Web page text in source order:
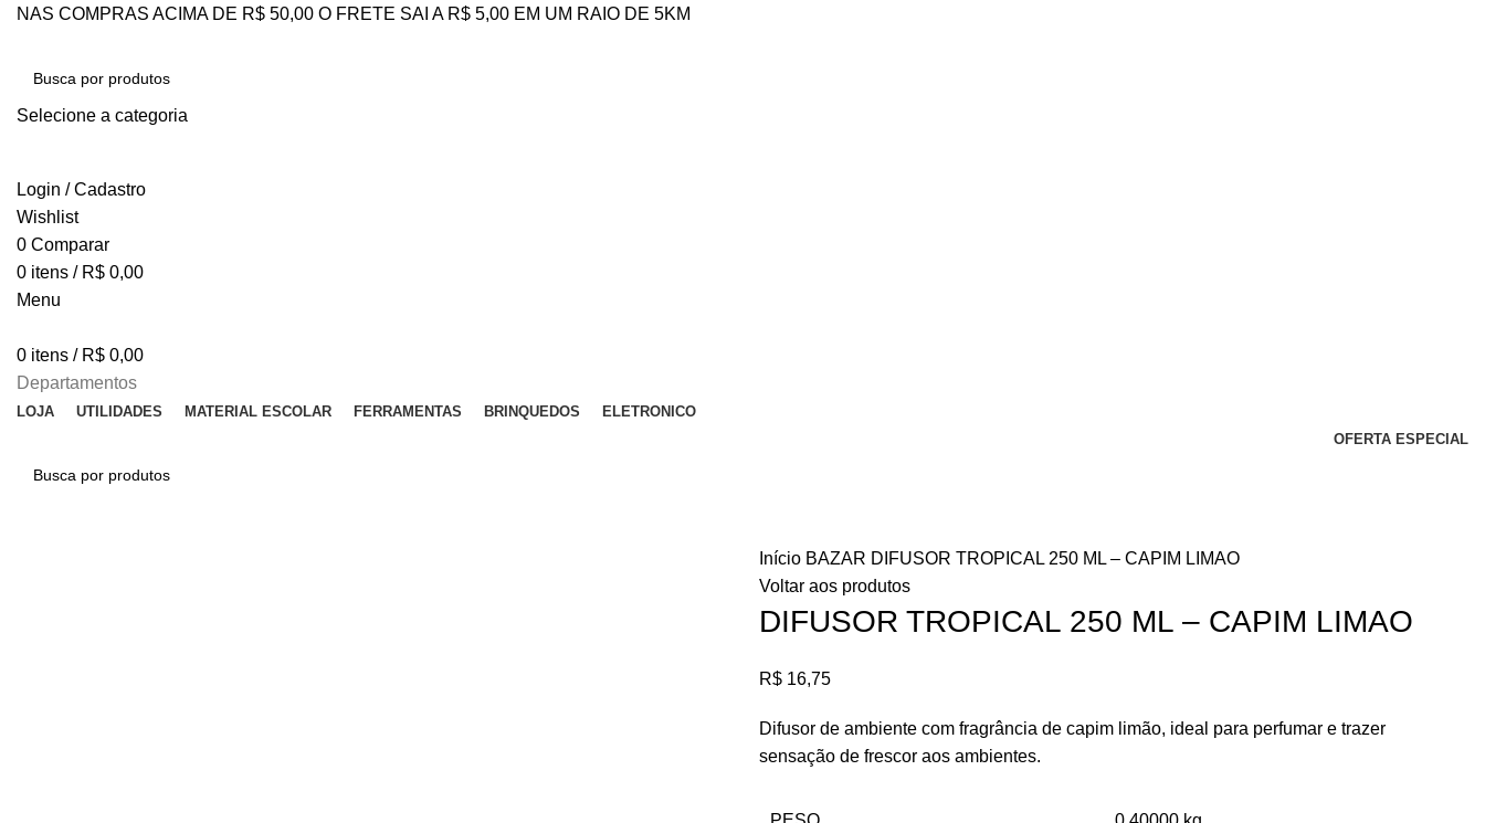
NAS COMPRAS ACIMA DE R$ 50,00 O FRETE SAI A R$ 5,00 EM UM RAIO DE 5KM
Selecione a categoria
Login / Cadastro
Wishlist
0 Comparar
0 itens / R$ 0,00
Menu
0 itens / R$ 0,00
Departamentos
LOJA UTILIDADES MATERIAL ESCOLAR FERRAMENTAS BRINQUEDOS
ELETRONICO
OFERTA ESPECIAL
Início BAZAR DIFUSOR TROPICAL 250 ML – CAPIM LIMAO
Voltar aos produtos
DIFUSOR TROPICAL 250 ML – CAPIM LIMAO
R$ 16,75
Difusor de ambiente com fragrância de capim limão, ideal para perfumar e trazer
sensação de frescor aos ambientes.